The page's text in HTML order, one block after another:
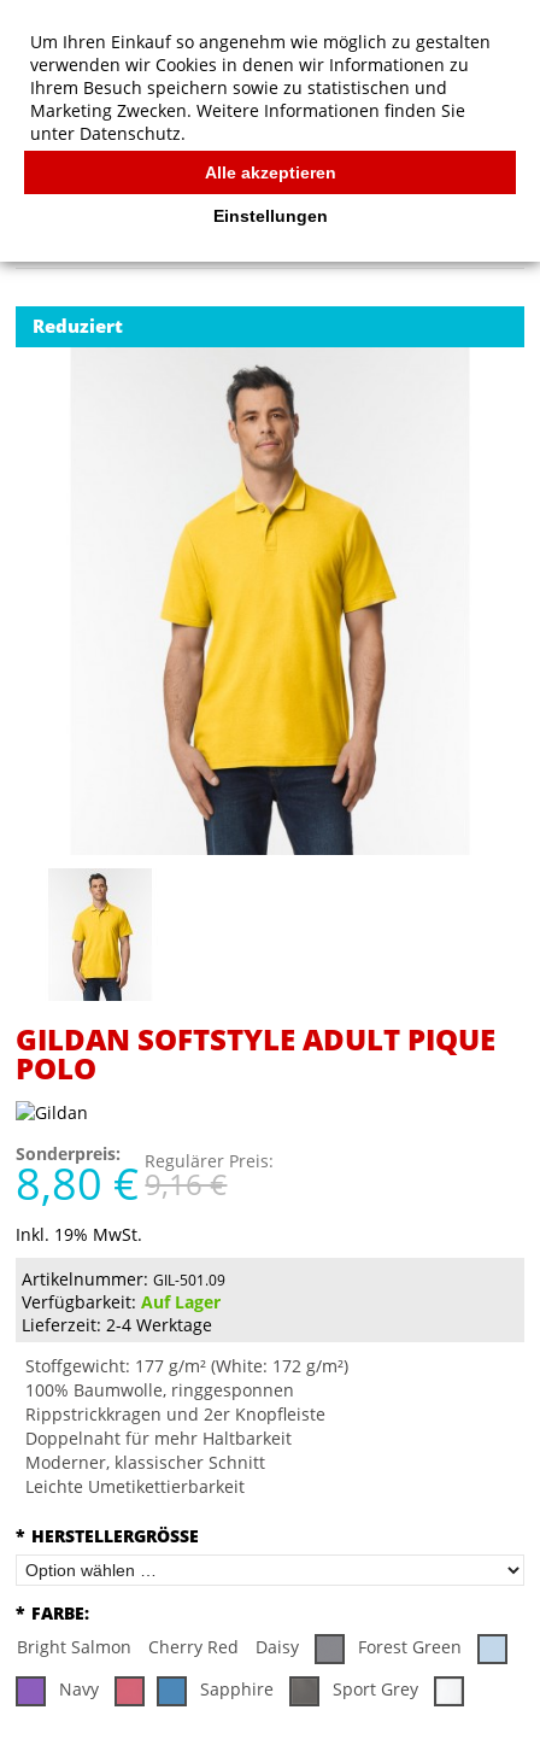
Gildan Softstyle Adult Pique Polo
Reduziert
GILDAN SOFTSTYLE ADULT PIQUE
POLO
Sonderpreis:
8,80 € Regulärer Preis:
9,16 €
Inkl. 19% MwSt.
Artikelnummer: GIL-501.09
Verfügbarkeit:Auf Lager
Lieferzeit: 2-4 Werktage
Stoffgewicht: 177 g/m² (White: 172 g/m²)
100% Baumwolle, ringgesponnen
Rippstrickkragen und 2er Knopfleiste
Doppelnaht für mehr Haltbarkeit
Moderner, klassischer Schnitt
Leichte Umetikettierbarkeit
* HERSTELLERGRÖSSE
* FARBE:
Bright Salmon
Cherry Red Daisy
Forest Green
Navy
Sapphire Sport Grey
Um Ihren Einkauf so angenehm wie möglich zu gestalten
verwenden wir Cookies in denen wir Informationen zu
Ihrem Besuch speichern sowie zu statistischen und
Marketing Zwecken. Weitere Informationen finden Sie
unter Datenschutz.
Alle akzeptieren
Einstellungen